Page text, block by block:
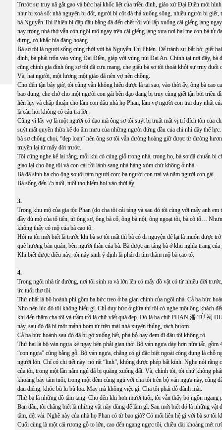
Trước sự truy nã gắt gao và bức hại khốc liệt của triều đình, giáo xứ Đại Điền mới
như bị xoá sổ: nhà nguyện bị đốt, người bị cột đá thả xuống sông, nhiều người bị giết,
bà Nguyễn Thị Phiên bị đập đầu bằng đá đến chết rồi vùi lấp xuống cái giếng lạng
nay trong nhà thờ vẫn còn ngôi mộ ngay trên cái giếng lạng xưa nơi hai mẹ con bà tử
dựng, có khắc bia đàng hoàng.
Bà sơ tôi là người sống cùng thời với bà Nguyễn Thị Phiên. Để tránh sự bắt bớ, giết
đình, bà phải trốn vào vùng Đại Điền, giáp với vùng núi Đại An. Chính tại nơi đây, bà
cũng chính gia đình ông sơ tôi đã cưu mang, che giấu bà sơ tôi thoát khỏi sự truy đuổi
Và, hai người, một lương một giáo đã nên vợ nên chồng.
Cho đến tận bây giờ, tôi cũng vẫn không hiểu được là tại sao, vào thời ấy, ông bà cao
bao dung, che chở cho một người con gái bên đạo đang bị truy cùng giết tận bởi triều
liên lụy và chấp thuận cho làm con dâu nhà họ Phan, làm vợ người con trai duy nhất
là câu hỏi không có câu trả lời.
Cũng vì lấy vợ là một người có đạo mà ông sơ tôi suýt bị truất mất vị trí đích tôn của
suýt mất quyền thừa kế do âm mưu của những người đứng đầu của chi nhì đầy thế
bà sơ chống chọi, “dẹp loạn” nên ông sơ tôi vẫn đường hoàng giữ được từ đường
truyền lại từ mấy đời trước.
Tôi cũng nghe kể lại rằng, mỗi khi có cúng giỗ trong nhà, trong họ, bà sơ đã chuẩn bị
giao lại cho ông tôi và con cái rồi lánh sang nhà hàng xóm chứ không ở nhà.
Bà đã sinh hạ cho ông sơ tôi tám người con: ba người con trai và năm người con gái.
Bà sống đến 75 tuổi, tuổi thọ hiếm hoi vào thời ấy.
3.
Trong khu mộ của gia tộc Phan (do cha tôi cải táng và sau đó tôi cùng với mấy anh em
đầy đủ mộ của tổ tiên, từ ông sơ, ông bà cố, ông bà nội, ông ngoại tôi, bà cô tổ…
không thấy có mộ của bà cao tổ.
Hỏi ra tôi mới biết là trước khi bà sơ tôi mất thì bà có di nguyện để lại là muốn được
quê hương bản quán, bên người thân của bà. Bà được an táng bà ở khu nghĩa trang
Khi biết được điều này, tôi nảy sinh ý định là phải đi tìm thăm mộ bà cao tổ.
4.
Trong ngôi nhà từ đường, nơi tôi sinh ra và lớn lên có mấy đồ vật có từ nhiều đời
ức tuổi thơ tôi.
Thứ nhất là bộ hoành phi gồm ba bức treo ở ba gian chính của ngôi nhà. Cả ba bức
Nho nên lúc đó tôi không hiểu gì. Chỉ duy bức ở giữa thì tôi có nghe một ông khách
khi đến thăm cha tôi và trầm trồ là chữ viết quá đẹp. Đó là ba chữ PHAN 潘 TỪ 祠
này, sau đó đã bị một mảnh bom từ trên mái nhà xuyên thủng, rách bươm.
Cả ba bức hoành sau đó đã bị gỡ xuống hết, phá bỏ hay đem đi đâu tôi không rõ.
Thứ hai là bộ ván ngựa kê ngay bên phải gian thờ. Bộ ván ngựa dày hơn nửa tấc, gồm
“con ngựa” cũng bằng gỗ. Bộ ván ngựa, chẳng có gì đặc biệt ngoài công dụng là chỗ
người lớn. Chỉ có chi tiết này: nó rất “linh”, không được phép bất kính. Nghe nói rằng
của tôi, trong một lần nằm ngủ đã bị quăng xuống đất. Và, chính tôi, tôi chứ không
khoảng bảy tám tuổi, trong một đêm cùng ngủ với cha tôi trên bộ ván ngựa này, cũng
đau điếng, khóc bù lu bù loa. May mà không việc gì. Cha tôi phải dỗ dành mãi.
Thứ ba là những đồ tằm tang. Cho đến khi hơn mười tuổi, tôi vẫn thấy bỏ ngồn ngang
Ban đầu, tôi chẳng biết là những vật này dùng để làm gì. Sau mới biết đó là những vật
tằm, dệt vải. Nghề này của nhà họ Phan có từ bao giờ? Có mối liên hệ gì với bà sơ tôi
Cuối cùng là một cái rương gỗ to lớn, cao đến ngang ngực tôi, chiều dài khoảng mét